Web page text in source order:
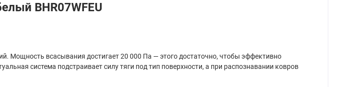
BHR07WFEU
Мощность всасывания достигает 20 000 Па — этого достаточно, чтобы эффективно
система подстраивает силу тяги под тип поверхности, а при распознавании ковров